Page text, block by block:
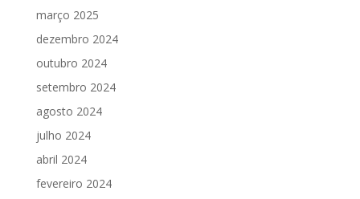
março 2025
dezembro 2024
outubro 2024
setembro 2024
agosto 2024
julho 2024
abril 2024
fevereiro 2024